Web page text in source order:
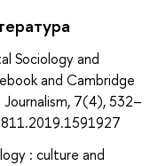
Sociology and
and Cambridge
7(4), 532–
: culture and